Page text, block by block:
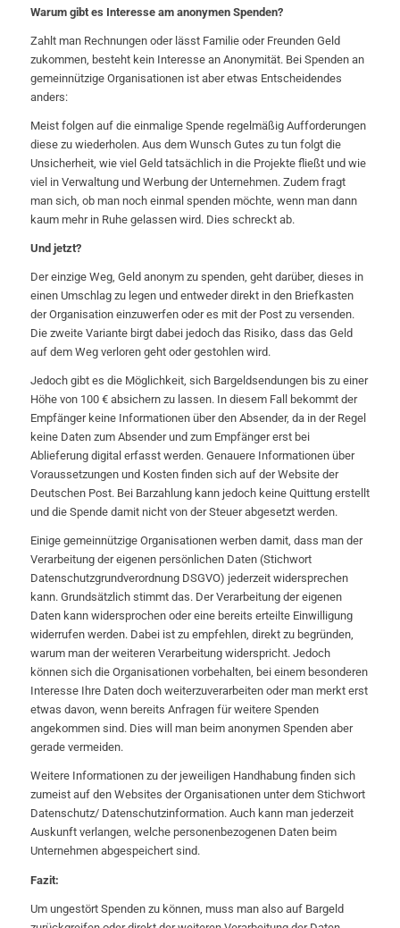
Warum gibt es Interesse am anonymen Spenden?
Zahlt man Rechnungen oder lässt Familie oder Freunden Geld
zukommen, besteht kein Interesse an Anonymität. Bei Spenden an
gemeinnützige Organisationen ist aber etwas Entscheidendes
anders:
Meist folgen auf die einmalige Spende regelmäßig Aufforderungen
diese zu wiederholen. Aus dem Wunsch Gutes zu tun folgt die
Unsicherheit, wie viel Geld tatsächlich in die Projekte fließt und wie
viel in Verwaltung und Werbung der Unternehmen. Zudem fragt
man sich, ob man noch einmal spenden möchte, wenn man dann
kaum mehr in Ruhe gelassen wird. Dies schreckt ab.
Und jetzt?
Der einzige Weg, Geld anonym zu spenden, geht darüber, dieses in
einen Umschlag zu legen und entweder direkt in den Briefkasten
der Organisation einzuwerfen oder es mit der Post zu versenden.
Die zweite Variante birgt dabei jedoch das Risiko, dass das Geld
auf dem Weg verloren geht oder gestohlen wird.
Jedoch gibt es die Möglichkeit, sich Bargeldsendungen bis zu einer
Höhe von 100 € absichern zu lassen. In diesem Fall bekommt der
Empfänger keine Informationen über den Absender, da in der Regel
keine Daten zum Absender und zum Empfänger erst bei
Ablieferung digital erfasst werden. Genauere Informationen über
Voraussetzungen und Kosten finden sich auf der Website der
Deutschen Post. Bei Barzahlung kann jedoch keine Quittung erstellt
und die Spende damit nicht von der Steuer abgesetzt werden.
Einige gemeinnützige Organisationen werben damit, dass man der
Verarbeitung der eigenen persönlichen Daten (Stichwort
Datenschutzgrundverordnung DSGVO) jederzeit widersprechen
kann. Grundsätzlich stimmt das. Der Verarbeitung der eigenen
Daten kann widersprochen oder eine bereits erteilte Einwilligung
widerrufen werden. Dabei ist zu empfehlen, direkt zu begründen,
warum man der weiteren Verarbeitung widerspricht. Jedoch
können sich die Organisationen vorbehalten, bei einem besonderen
Interesse Ihre Daten doch weiterzuverarbeiten oder man merkt erst
etwas davon, wenn bereits Anfragen für weitere Spenden
angekommen sind. Dies will man beim anonymen Spenden aber
gerade vermeiden.
Weitere Informationen zu der jeweiligen Handhabung finden sich
zumeist auf den Websites der Organisationen unter dem Stichwort
Datenschutz/ Datenschutzinformation. Auch kann man jederzeit
Auskunft verlangen, welche personenbezogenen Daten beim
Unternehmen abgespeichert sind.
Fazit:
Um ungestört Spenden zu können, muss man also auf Bargeld